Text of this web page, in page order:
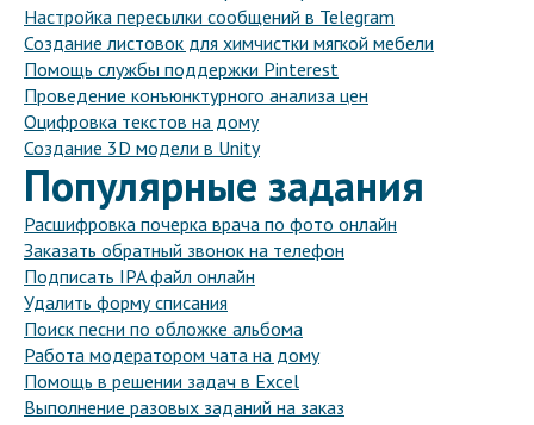
Настройка пересылки сообщений в Telegram
Создание листовок для химчистки мягкой мебели
Помощь службы поддержки Pinterest
Проведение конъюнктурного анализа цен
Оцифровка текстов на дому
Создание 3D модели в Unity
Популярные задания
Расшифровка почерка врача по фото онлайн
Заказать обратный звонок на телефон
Подписать IPA файл онлайн
Удалить форму списания
Поиск песни по обложке альбома
Работа модератором чата на дому
Помощь в решении задач в Excel
Выполнение разовых заданий на заказ